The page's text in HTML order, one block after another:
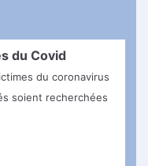
du Covid
du coronavirus
soient recherchées